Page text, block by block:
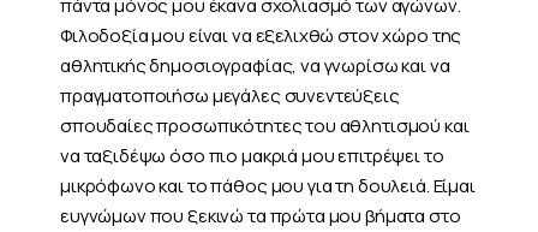
πάντα μόνος μου έκανα σχολιασμό των αγώνων.
Φιλοδοξία μου είναι να εξελιχθώ στον χώρο της
αθλητικής δημοσιογραφίας, να γνωρίσω και να
πραγματοποιήσω μεγάλες συνεντεύξεις
σπουδαίες προσωπικότητες του αθλητισμού και
να ταξιδέψω όσο πιο μακριά μου επιτρέψει το
μικρόφωνο και το πάθος μου για τη δουλειά. Είμαι
ευγνώμων που ξεκινώ τα πρώτα μου βήματα στο